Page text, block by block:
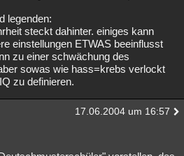
legenden:
steckt dahinter. einiges kann
einstellungen ETWAS beeinflusst
zu einer schwächung des
sowas wie hass=krebs verlockt
zu definieren.
17.06.2004 um 16:57